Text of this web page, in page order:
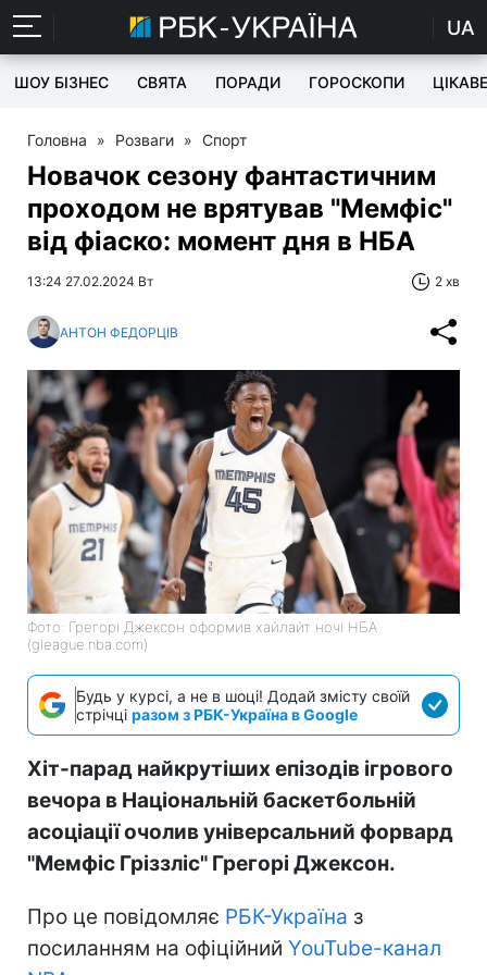
UA
ШОУ БІЗНЕС СВЯТА ПОРАДИ ГОРОСКОПИ ЦІКАВЕ
Головна » Розваги » Спорт
Новачок сезону фантастичним
проходом не врятував "Мемфіс"
від фіаско: момент дня в НБА
13:24 27.02.2024 Вт 2 хв
АНТОН ФЕДОРЦІВ
Фото: Грегорі Джексон оформив хайлайт ночі НБА
(gleague.nba.com)
Будь у курсі, а не в шоці! Додай змісту своїй
стрічці разом з РБК-Україна в Google
Хіт-парад найкрутіших епізодів ігрового
вечора в Національній баскетбольній
асоціації очолив універсальний форвард
"Мемфіс Гріззліс" Грегорі Джексон.
Про це повідомляє РБК-Україна з
посиланням на офіційний YouTube-канал